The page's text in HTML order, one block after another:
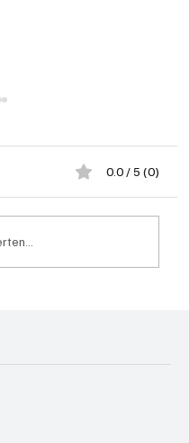
teurer
0.0 / 5 (0)